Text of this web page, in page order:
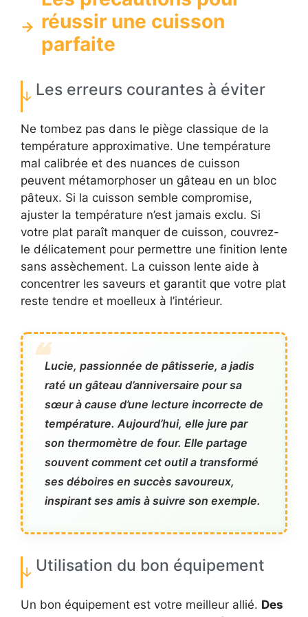
réussir une cuisson
parfaite
Les erreurs courantes à éviter
Ne tombez pas dans le piège classique de la
température approximative. Une température
mal calibrée et des nuances de cuisson
peuvent métamorphoser un gâteau en un bloc
pâteux. Si la cuisson semble compromise,
ajuster la température n’est jamais exclu. Si
votre plat paraît manquer de cuisson, couvrez-
le délicatement pour permettre une finition lente
sans assèchement. La cuisson lente aide à
concentrer les saveurs et garantit que votre plat
reste tendre et moelleux à l’intérieur.
Lucie, passionnée de pâtisserie, a jadis
raté un gâteau d’anniversaire pour sa
sœur à cause d’une lecture incorrecte de
température. Aujourd’hui, elle jure par
son thermomètre de four. Elle partage
souvent comment cet outil a transformé
ses déboires en succès savoureux,
inspirant ses amis à suivre son exemple.
Utilisation du bon équipement
Un bon équipement est votre meilleur allié. Des